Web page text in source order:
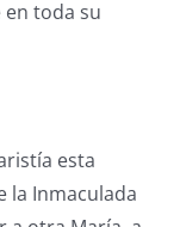
toda su
esta
la Inmaculada